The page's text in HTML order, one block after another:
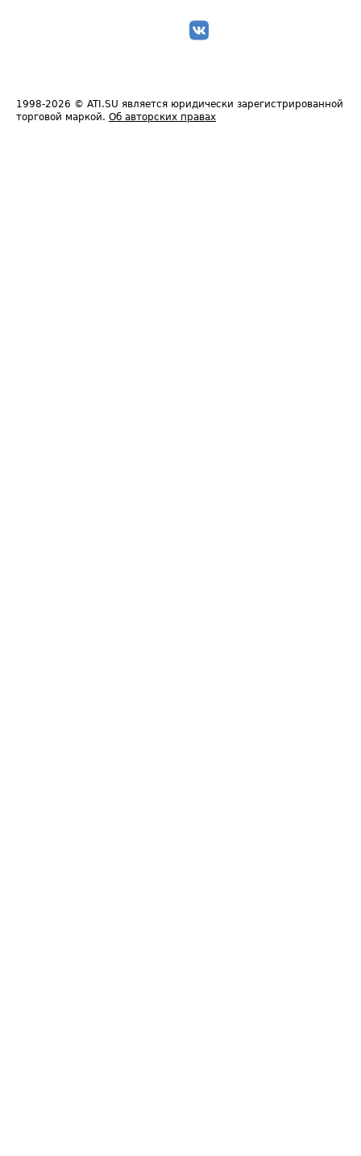
1998-2026 © ATI.SU является юридически зарегистрированной
торговой маркой. Об авторских правах